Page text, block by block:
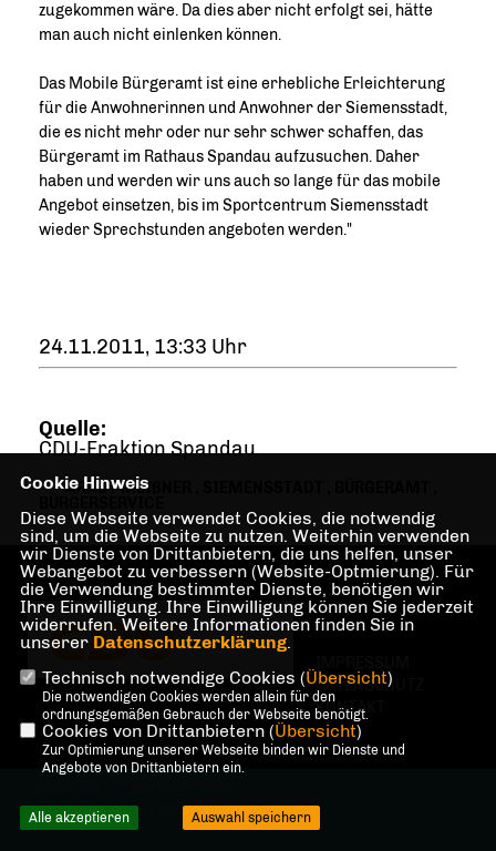
zugekommen wäre. Da dies aber nicht erfolgt sei, hätte
man auch nicht einlenken können.
Das Mobile Bürgeramt ist eine erhebliche Erleichterung
für die Anwohnerinnen und Anwohner der Siemensstadt,
die es nicht mehr oder nur sehr schwer schaffen, das
Bürgeramt im Rathaus Spandau aufzusuchen. Daher
haben und werden wir uns auch so lange für das mobile
Angebot einsetzen, bis im Sportcentrum Siemensstadt
wieder Sprechstunden angeboten werden."
24.11.2011, 13:33 Uhr
Quelle:
CDU-Fraktion Spandau
ARNDT MEIßNER
DATENSCHUTZ
KONTAKT
Alle Rechte vorbehalten.
Cookie Hinweis
Diese Webseite verwendet Cookies, die notwendig
sind, um die Webseite zu nutzen. Weiterhin verwenden
wir Dienste von Drittanbietern, die uns helfen, unser
Webangebot zu verbessern (Website-Optmierung). Für
die Verwendung bestimmter Dienste, benötigen wir
Ihre Einwilligung. Ihre Einwilligung können Sie jederzeit
widerrufen. Weitere Informationen finden Sie in
unserer Datenschutzerklärung.
Technisch notwendige Cookies (Übersicht)
Die notwendigen Cookies werden allein für den
ordnungsgemäßen Gebrauch der Webseite benötigt.
Cookies von Drittanbietern (Übersicht)
Zur Optimierung unserer Webseite binden wir Dienste und
Angebote von Drittanbietern ein.
Alle akzeptieren Auswahl speichern